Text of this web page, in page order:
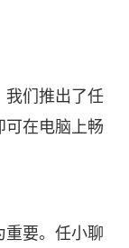
我们推出了任
可在电脑上畅
重要。任小聊